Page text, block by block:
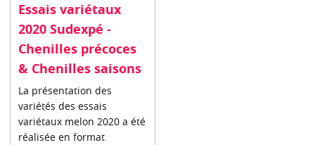
Essais variétaux
2020 Sudexpé -
Chenilles précoces
& Chenilles saisons
La présentation des
variétés des essais
variétaux melon 2020 a été
réalisée en format